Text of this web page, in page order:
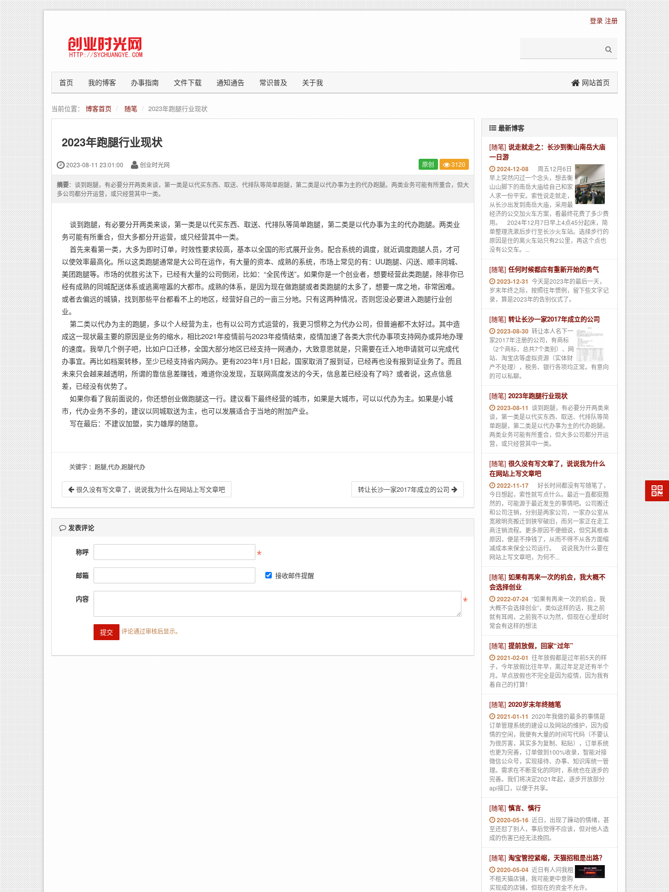
登录 注册
首页 我的博客 办事指南 文件下载 通知通告 常识普及 关于我 网站首页
当前位置： 博客首页 随笔 2023年跑腿行业现状
2023年跑腿行业现状
2023-08-11 23:01:00 创业时光网 原创 3120
摘要：谈到跑腿，有必要分开两类来谈，第一类是以代买东西、取送、代排队等简单跑腿，第二类是以代办事为主的代办跑腿。两类业务可能有所重合，但大
多公司都分开运营，或只经营其中一类。
谈到跑腿，有必要分开两类来谈，第一类是以代买东西、取送、代排队等简单跑腿，第二类是以代办事为主的代办跑腿。两类业
务可能有所重合，但大多都分开运营，或只经营其中一类。
首先来看第一类，大多为即时订单，时效性要求较高，基本以全国的形式展开业务。配合系统的调度，就近调度跑腿人员，才可
以使效率最高化。所以这类跑腿通常是大公司在运作，有大量的资本、成熟的系统，市场上常见的有：UU跑腿、闪送、顺丰同城、
美团跑腿等。市场的优胜劣汰下，已经有大量的公司倒闭，比如：“全民传送”。如果你是一个创业者，想要经营此类跑腿，除非你已
经有成熟的同城配送体系或逃离喧嚣的大都市。成熟的体系，是因为现在做跑腿或者类跑腿的太多了，想要一席之地，非常困难。
或者去偏远的城镇，找到那些平台都看不上的地区，经营好自己的一亩三分地。只有这两种情况，否则您没必要进入跑腿行业创
业。
第二类以代办为主的跑腿，多以个人经营为主，也有以公司方式运营的，我更习惯称之为代办公司，但普遍都不太好过。其中造
成这一现状最主要的原因是业务的缩水，相比2021年疫情前与2023年疫情结束，疫情加速了各类大宗代办事项支持网办或异地办理
的速度。我举几个例子吧，比如户口迁移，全国大部分地区已经支持一网通办，大致意思就是，只需要在迁入地申请就可以完成代
办事宜。再比如档案转移，至少已经支持省内网办。更有2023年1月1日起，国家取消了报到证，已经再也没有报到证业务了。而且
未来只会越来越透明，所谓的靠信息差赚钱，难道你没发现，互联网高度发达的今天，信息差已经没有了吗？或者说，这点信息
差，已经没有优势了。
如果你看了我前面说的，你还想创业做跑腿这一行。建议看下最终经营的城市，如果是大城市，可以以代办为主。如果是小城
市，代办业务不多的，建议以同城取送为主，也可以发展适合于当地的附加产业。
写在最后：不建议加盟，实力雄厚的随意。
关键字 ：跑腿,代办,跑腿代办
很久没有写文章了，说说我为什么在网站上写文章吧 转让长沙一家2017年成立的公司
发表评论
称呼
邮箱 接收邮件提醒
内容
评论通过审核后显示。
最新博客
[随笔] 说走就走之：长沙到衡山南岳大庙
一日游
2024-12-08
周五12月6日
早上突然闪过一个念头，想去衡
山山脚下的南岳大庙给自己和家
人求一份平安。索性说走就走，
从长沙出发到南岳大庙，采用最
经济的公交加火车方案，看最终花费了多少费
用。 2024年12月7日早上4点45分起床，简
单整理洗漱后步行至长沙火车站。选择步行的
原因是住的离火车站只有2公里，再这个点也
没有公交车。...
[随笔] 任何时候都应有重新开始的勇气
2023-12-31 今天是2023年的最后一天，
岁末年终之际，按照往年惯例，留下些文字记
录，算是2023年的告别仪式了。
[随笔] 转让长沙一家2017年成立的公司
2023-08-30 转让本人名下一
家2017年注册的公司，有商标
（2个商标，总共7个类别）、网
站、淘宝店等虚拟资源（实体财
产不处理），税务、银行各项均正常。有意向
的可以私聊。
[随笔] 2023年跑腿行业现状
2023-08-11 谈到跑腿，有必要分开两类来
谈，第一类是以代买东西、取送、代排队等简
单跑腿，第二类是以代办事为主的代办跑腿。
两类业务可能有所重合，但大多公司都分开运
营，或只经营其中一类。
[随笔] 很久没有写文章了，说说我为什么
在网站上写文章吧
2022-11-17
好长时间都没有写随笔了，
今日想起，索性就写点什么。最近一直都挺黯
然的，可能源于最近发生的事情吧。公司搬迁
和公司注销，分别是两家公司，一家办公室从
宽敞明亮搬迁到狭窄破旧，而另一家正在走工
商注销流程。更多原因不便细说，但究其根本
原因，便是不挣钱了，从而不得不从各方面缩
减成本来保全公司运行。 说说我为什么要在
网站上写文章吧，为何不...
[随笔] 如果有再来一次的机会，我大概不
会选择创业
2022-07-24 “如果有再来一次的机会，我
大概不会选择创业”，类似这样的话，我之前
就有耳闻，之前我不以为然，但现在心里却时
常会有这样的想法
[随笔] 提前放假，回家“过年”
2021-02-01 往年放假都是过年前5天的样
子，今年放假比往年早，离过年足足还有半个
月。早点放假也不完全是因为疫情，因为我有
着自己的打算！
[随笔] 2020岁末年终随笔
2021-01-11 2020年我做的最多的事情是
订单管理系统的建设以及网站的维护，因为疫
情的空闲，我便有大量的时间写代码（不要认
为很厉害，其实多为复制、粘贴），订单系统
也更为完善，订单做到100%收录，智能对接
微信公众号，实现接待、办事、知识库统一管
理。需求在不断变化的同时，系统也在逐步的
完善。我们将决定2021年起，逐步开放部分
api接口，以便于共享。
[随笔] 慎言、慎行
2020-05-16 近日，出现了躁动的情绪，甚
至还怼了别人，事后觉得不应该，但对他人造
成的伤害已经无法挽回。
[随笔] 淘宝管控紧缩，天猫招租是出路？
2020-05-04 近日有人问我租
不租天猫店铺，我可能更中意购
买现成的店铺，但现在的资金不允许。